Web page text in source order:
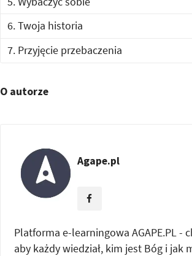
6. Twoja historia
7. Przyjęcie przebaczenia
O autorze
Agape.pl
Platforma e-learningowa AGAPE.PL -
aby każdy wiedział, kim jest Bóg i jak